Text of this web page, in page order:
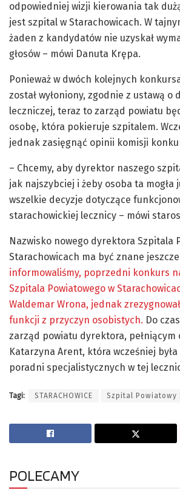
odpowiedniej wizji kierowania tak
jest szpital w Starachowicach. W
żaden z kandydatów nie uzyskał
głosów – mówi Danuta Krępa.
Ponieważ w dwóch kolejnych
został wyłoniony, zgodnie z ustawą o
leczniczej, teraz to zarząd powiatu
osobę, która pokieruje szpitalem.
jednak zasięgnąć opinii komisji
– Chcemy, aby dyrektor naszego
jak najszybciej i żeby osoba ta mogła
wszelkie decyzje dotyczące
starachowickiej lecznicy – mówi
Nazwisko nowego dyrektora Szpitala
Starachowicach ma być znane
informowaliśmy, poprzedni konkurs
Szpitala Powiatowego w
Waldemar Wrona, jednak
funkcji z przyczyn osobistych. Do
zarząd powiatu dyrektora, pełniącym
Katarzyna Arent, która wcześniej
poradni specjalistycznych w tej
Tagi: STARACHOWICE Szpital Powiatowy
POLECAMY